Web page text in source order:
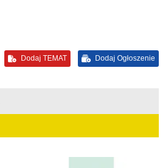
Dodaj TEMAT Dodaj Ogłoszenie